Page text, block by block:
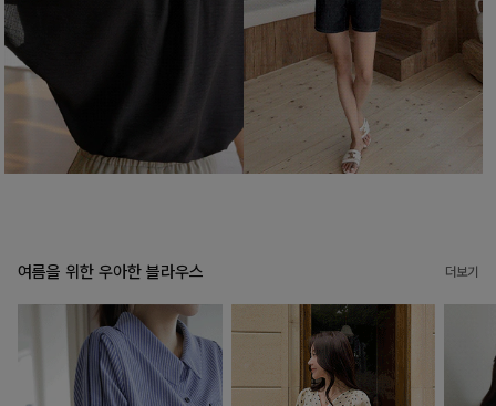
여름을 위한 우아한 블라우스 더보기